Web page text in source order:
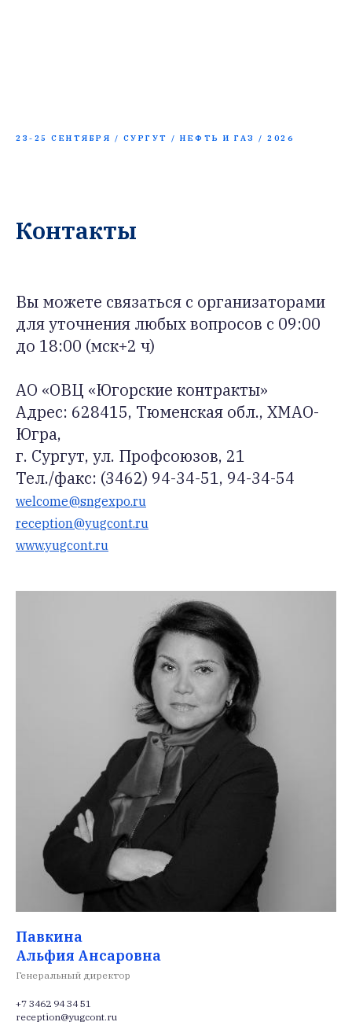
23-25 СЕНТЯБРЯ / СУРГУТ / НЕФТЬ И ГАЗ / 2026
Контакты
Вы можете связаться с организаторами
для уточнения любых вопросов с 09:00
до 18:00 (мск+2 ч)
АО «ОВЦ «Югорские контракты»
Адрес: 628415, Тюменская обл., ХМАО-
Югра,
г. Сургут, ул. Профсоюзов, 21
Тел./факс: (3462) 94-34-51, 94-34-54
welcome@sngexpo.ru
reception@yugcont.ru
www.yugcont.ru
Павкина
Альфия Ансаровна
Генеральный директор
+7 3462 94 34 51
reception@yugcont.ru